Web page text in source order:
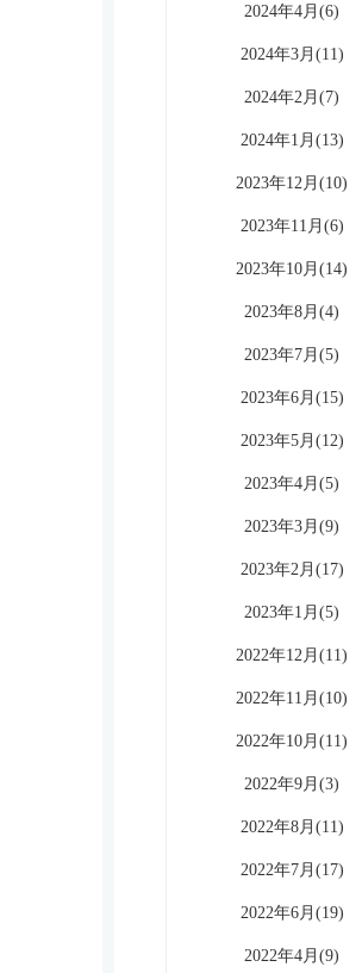
2024年4月(6)
2024年3月(11)
2024年2月(7)
2024年1月(13)
2023年12月(10)
2023年11月(6)
2023年10月(14)
2023年8月(4)
2023年7月(5)
2023年6月(15)
2023年5月(12)
2023年4月(5)
2023年3月(9)
2023年2月(17)
2023年1月(5)
2022年12月(11)
2022年11月(10)
2022年10月(11)
2022年9月(3)
2022年8月(11)
2022年7月(17)
2022年6月(19)
2022年4月(9)